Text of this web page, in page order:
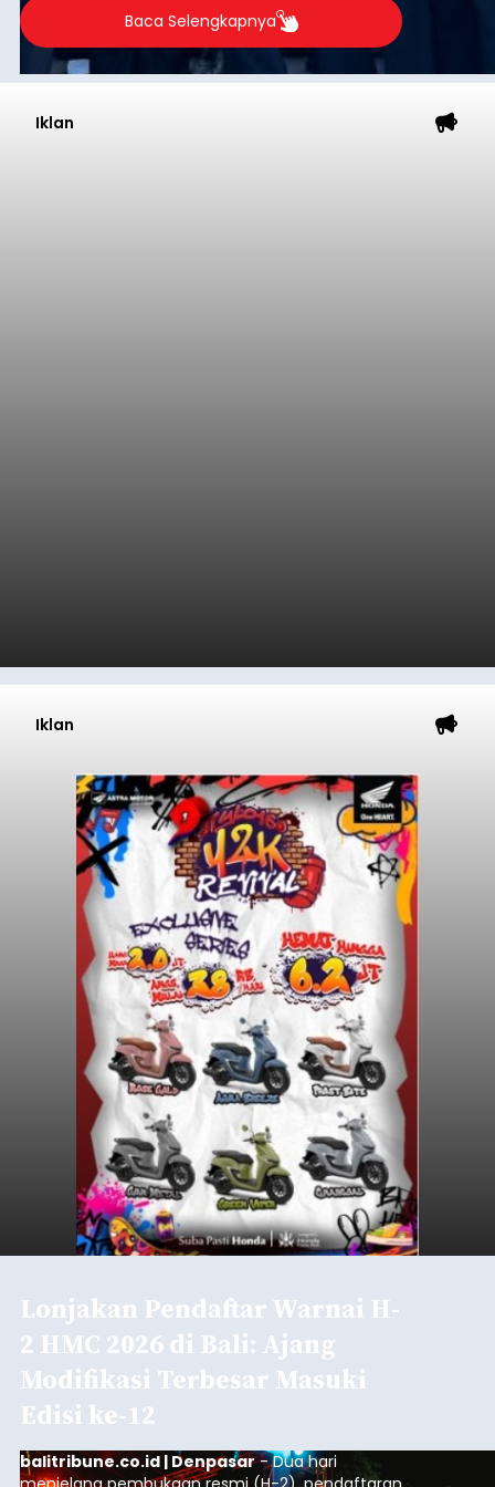
Baca Selengkapnya
Iklan
Iklan
Lonjakan Pendaftar Warnai H-
2 HMC 2026 di Bali: Ajang
Modifikasi Terbesar Masuki
Edisi ke-12
balitribune.co.id | Denpasar- Dua hari